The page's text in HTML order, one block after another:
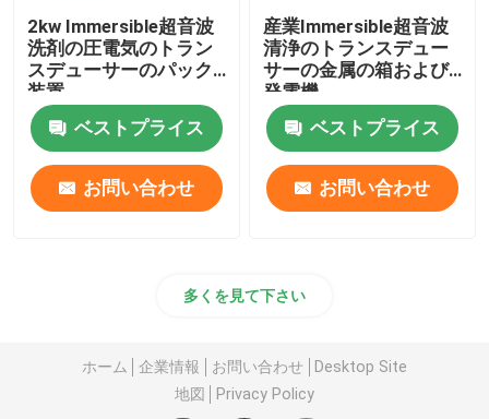
2kw Immersible超音波
洗剤の圧電気のトラン
スデューサーのパック
装置
ベストプライス
お問い合わせ
産業Immersible超音波
清浄のトランスデュー
サーの金属の箱および
発電機
ベストプライス
お問い合わせ
多くを見て下さい
ホーム 企業情報 お問い合わせ
Desktop Site
地図
Privacy Policy